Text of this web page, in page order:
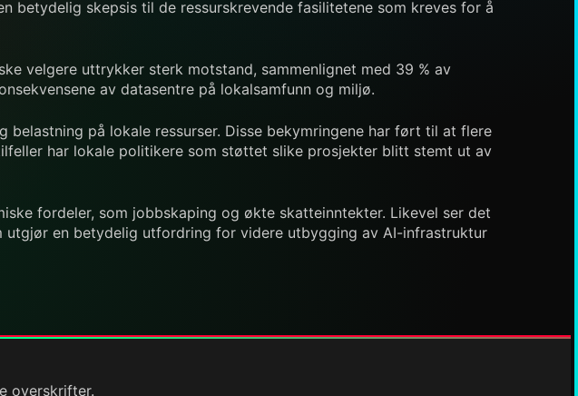
betydelig skepsis til de ressurskrevende fasilitetene som kreves for å
velgere uttrykker sterk motstand, sammenlignet med 39 % av
av datasentre på lokalsamfunn og miljø.
på lokale ressurser. Disse bekymringene har ført til at flere
har lokale politikere som støttet slike prosjekter blitt stemt ut av
fordeler, som jobbskaping og økte skatteinntekter. Likevel ser det
en betydelig utfordring for videre utbygging av AI-infrastruktur
overskrifter.